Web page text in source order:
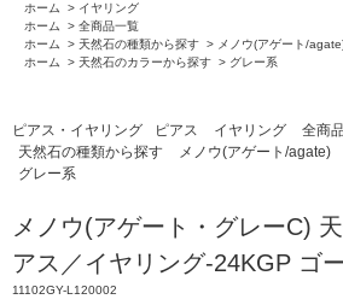
ホーム
> イヤリング
ホーム
> 全商品一覧
ホーム
> 天然石の種類から探す > メノウ(アゲート/
ホーム
> 天然石のカラーから探す > グレー系
ピアス・イヤリング ピアス イヤリング
全商
天然石の種類から探す
メノウ(アゲート/agate)
グレー系
メノウ(アゲート・グレーC)
アス／イヤリング-24KGP ゴ
11102GY-L120002